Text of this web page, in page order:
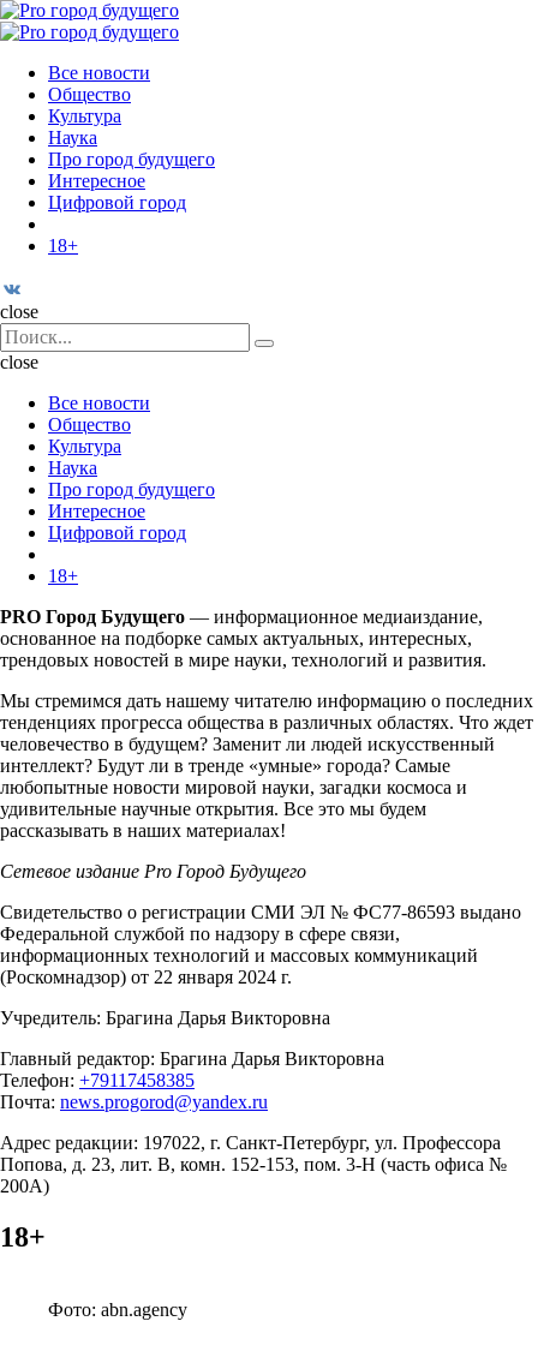
Menu
Поиск
Menu
Pro
Все новости
Общество
Культура
Наука
Про город будущего
Интересное
Цифровой город
18+
Поиск
close
Search
for:
Поиск
close
Все новости
Общество
Культура
Наука
Про город будущего
Интересное
Цифровой город
18+
PRO Город Будущего — информационное медиаиздание,
основанное на подборке самых актуальных, интересных,
трендовых новостей в мире науки, технологий и развития.
Мы стремимся дать нашему читателю информацию о последних
тенденциях прогресса общества в различных областях. Что ждет
человечество в будущем? Заменит ли людей искусственный
интеллект? Будут ли в тренде «умные» города? Самые
любопытные новости мировой науки, загадки космоса и
удивительные научные открытия. Все это мы будем
рассказывать в наших материалах!
Сетевое издание Pro Город Будущего
Свидетельство о регистрации СМИ ЭЛ № ФС77-86593 выдано
Федеральной службой по надзору в сфере связи,
информационных технологий и массовых коммуникаций
(Роскомнадзор) от 22 января 2024 г.
Учредитель: Брагина Дарья Викторовна
Главный редактор: Брагина Дарья Викторовна
Телефон: +79117458385
Почта: news.progorod@yandex.ru
Адрес редакции: 197022, г. Санкт-Петербург, ул. Профессора
Попова, д. 23, лит. В, комн. 152-153, пом. 3-Н (часть офиса №
200А)
18+
Фото: abn.agency